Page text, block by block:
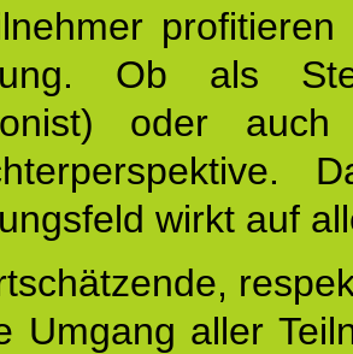
Ob als
oder
wirkt auf
Umgang aller